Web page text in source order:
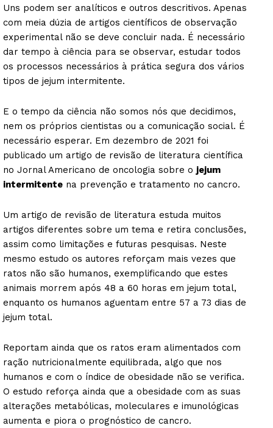
Uns podem ser analíticos e outros descritivos. Apenas
com meia dúzia de artigos científicos de observação
experimental não se deve concluir nada. É necessário
dar tempo à ciência para se observar, estudar todos
os processos necessários à prática segura dos vários
tipos de jejum intermitente.
E o tempo da ciência não somos nós que decidimos,
nem os próprios cientistas ou a comunicação social. É
necessário esperar. Em dezembro de 2021 foi
publicado um artigo de revisão de literatura científica
no Jornal Americano de oncologia sobre o jejum
intermitente na prevenção e tratamento no cancro.
Um artigo de revisão de literatura estuda muitos
artigos diferentes sobre um tema e retira conclusões,
assim como limitações e futuras pesquisas. Neste
mesmo estudo os autores reforçam mais vezes que
ratos não são humanos, exemplificando que estes
animais morrem após 48 a 60 horas em jejum total,
enquanto os humanos aguentam entre 57 a 73 dias de
jejum total.
Reportam ainda que os ratos eram alimentados com
ração nutricionalmente equilibrada, algo que nos
humanos e com o índice de obesidade não se verifica.
O estudo reforça ainda que a obesidade com as suas
alterações metabólicas, moleculares e imunológicas
aumenta e piora o prognóstico de cancro.